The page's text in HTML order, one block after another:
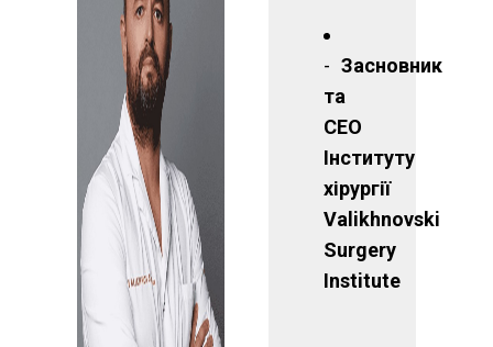
Засновник
та
СЕО
Інституту
хірургії
Valikhnovski
Surgery
Institute